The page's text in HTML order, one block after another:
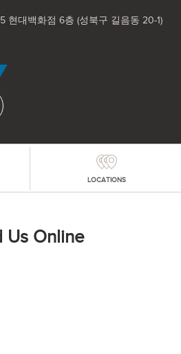
현대백화점 6층 (성북구 길음동 20-1)
LOCATIONS
Us Online